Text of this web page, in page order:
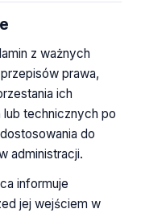
z ważnych
prawa,
ich
lub technicznych po
do
administracji.
informuje
jej wejściem w